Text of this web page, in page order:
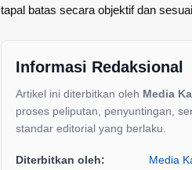
tapal batas secara objektif dan
Informasi Redaksional
Artikel ini diterbitkan oleh Media
proses peliputan, penyuntingan,
standar editorial yang berlaku.
Diterbitkan oleh: Media